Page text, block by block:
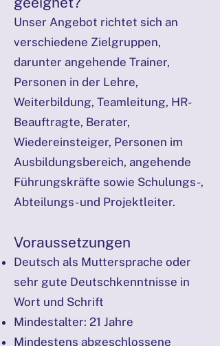
Unser Angebot richtet sich an
verschiedene Zielgruppen,
darunter angehende Trainer,
Personen in der Lehre,
Weiterbildung, Teamleitung, HR-
Beauftragte, Berater,
Wiedereinsteiger, Personen im
Ausbildungsbereich, angehende
Führungskräfte sowie Schulungs-,
Abteilungs- und Projektleiter.
Voraussetzungen
Deutsch als Muttersprache oder
sehr gute Deutschkenntnisse in
Wort und Schrift
Mindestalter: 21 Jahre
Mindestens abgeschlossene